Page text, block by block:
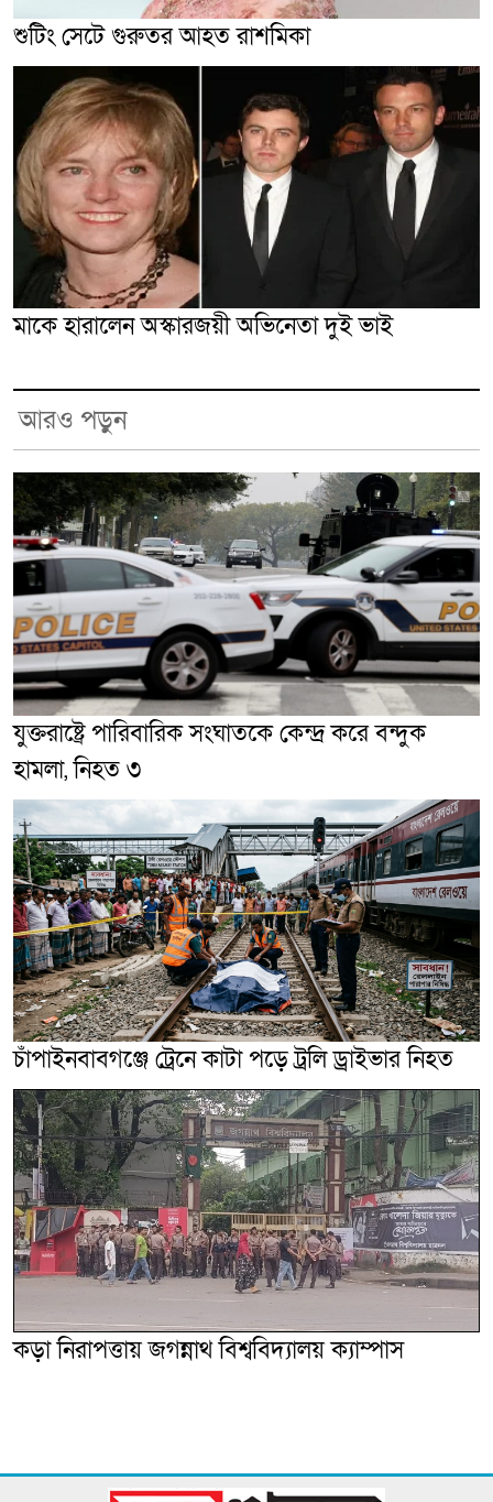
শুটিং সেটে গুরুতর আহত রাশমিকা
মাকে হারালেন অস্কারজয়ী অভিনেতা দুই ভাই
আরও পড়ুন
যুক্তরাষ্ট্রে পারিবারিক সংঘাতকে কেন্দ্র করে বন্দুক
হামলা, নিহত ৩
চাঁপাইনবাবগঞ্জে ট্রেনে কাটা পড়ে ট্রলি ড্রাইভার নিহত
কড়া নিরাপত্তায় জগন্নাথ বিশ্ববিদ্যালয় ক্যাম্পাস